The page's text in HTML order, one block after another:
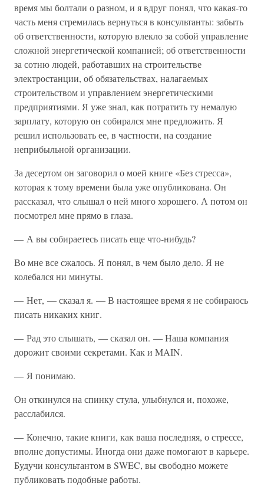
время мы болтали о разном, и я вдруг понял, что какая-то
часть меня стремилась вернуться в консультанты: забыть
об ответственности, которую влекло за собой управление
сложной энергетической компанией; об ответственности
за сотню людей, работавших на строительстве
электростанции, об обязательствах, налагаемых
строительством и управлением энергетическими
предприятиями. Я уже знал, как потратить ту немалую
зарплату, которую он собирался мне предложить. Я
решил использовать ее, в частности, на создание
неприбыльной организации.
За десертом он заговорил о моей книге «Без стресса»,
которая к тому времени была уже опубликована. Он
рассказал, что слышал о ней много хорошего. А потом он
посмотрел мне прямо в глаза.
— А вы собираетесь писать еще что-нибудь?
Во мне все сжалось. Я понял, в чем было дело. Я не
колебался ни минуты.
— Нет, — сказал я. — В настоящее время я не собираюсь
писать никаких книг.
— Рад это слышать, — сказал он. — Наша компания
дорожит своими секретами. Как и MAIN.
— Я понимаю.
Он откинулся на спинку стула, улыбнулся и, похоже,
расслабился.
— Конечно, такие книги, как ваша последняя, о стрессе,
вполне допустимы. Иногда они даже помогают в карьере.
Будучи консультантом в SWEC, вы свободно можете
публиковать подобные работы.